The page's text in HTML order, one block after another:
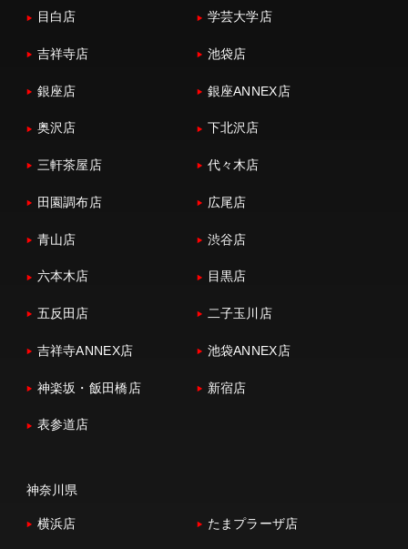
目白店 学芸大学店
吉祥寺店 池袋店
銀座店 銀座ANNEX店
奥沢店 下北沢店
三軒茶屋店 代々木店
田園調布店 広尾店
青山店 渋谷店
六本木店 目黒店
五反田店 二子玉川店
吉祥寺ANNEX店 池袋ANNEX店
神楽坂・飯田橋店 新宿店
表参道店
神奈川県
横浜店 たまプラーザ店